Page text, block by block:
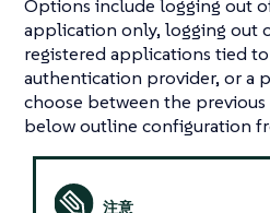
Options include logging out
application only, logging out
registered applications tied
authentication provider, or a
choose between the
below outline configuration